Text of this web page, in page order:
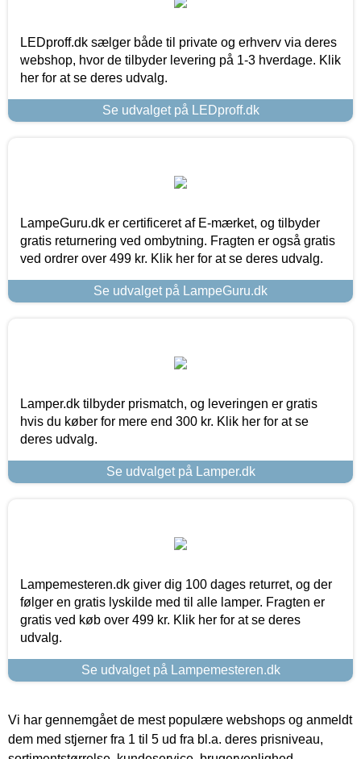
LEDproff.dk sælger både til private og erhverv via deres
webshop, hvor de tilbyder levering på 1-3 hverdage. Klik
her for at se deres udvalg.
Se udvalget på LEDproff.dk
LampeGuru.dk er certificeret af E-mærket, og tilbyder
gratis returnering ved ombytning. Fragten er også gratis
ved ordrer over 499 kr. Klik her for at se deres udvalg.
Se udvalget på LampeGuru.dk
Lamper.dk tilbyder prismatch, og leveringen er gratis
hvis du køber for mere end 300 kr. Klik her for at se
deres udvalg.
Se udvalget på Lamper.dk
Lampemesteren.dk giver dig 100 dages returret, og der
følger en gratis lyskilde med til alle lamper. Fragten er
gratis ved køb over 499 kr. Klik her for at se deres
udvalg.
Se udvalget på Lampemesteren.dk
Vi har gennemgået de mest populære webshops og anmeldt
dem med stjerner fra 1 til 5 ud fra bl.a. deres prisniveau,